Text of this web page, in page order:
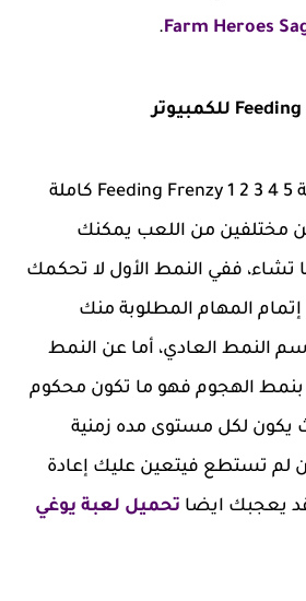
.
يوجد بعد تحميل لعبة Feeding Frenzy 1 2 3 4 5 كاملة
مختلفين من اللعب يمكنك
تشاء، ففي النمط الأول لا تحكمك
إتمام المهام المطلوبة منك
النمط العادي، أما عن النمط
بنمط الهجوم فهو ما تكون محكوم
يكون لكل مستوى مده زمنية
لم تستطع فيتعين عليك إعادة
يعجبك ايضا تحميل لعبة يوغي